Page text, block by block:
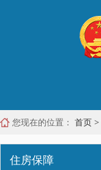
您现在的位置： 首页 >
住房保障